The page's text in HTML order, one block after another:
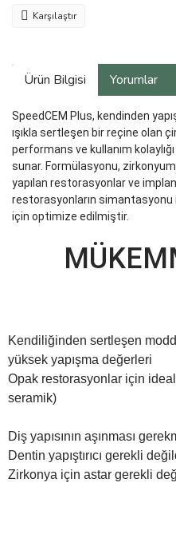
Karşılaştır
Ürün Bilgisi Yorumlar
SpeedCEM Plus, kendinden
ışıkla sertleşen bir reçine olan
performans ve kullanım
sunar. Formülasyonu,
yapılan restorasyonlar ve
restorasyonların
için optimize edilmiştir.
Kendiliğinden sertleşen
yüksek yapışma değerleri
Opak restorasyonlar için
seramik)
Diş yapısının aşınması
Dentin yapıştırıcı gerekli
Zirkonya için astar gerekli